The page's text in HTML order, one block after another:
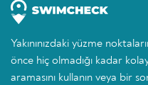
Yakınınızdaki yüzme
önce hiç olmadığı kadar
aramasını kullanın veya bir